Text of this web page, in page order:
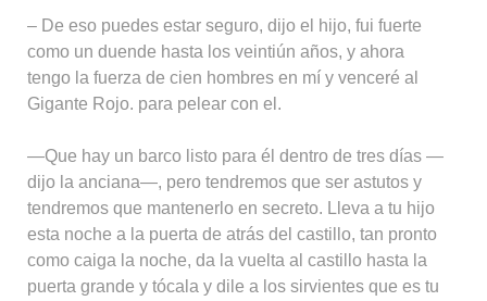
– De eso puedes estar seguro, dijo el hijo, fui fuerte
como un duende hasta los veintiún años, y ahora
tengo la fuerza de cien hombres en mí y venceré al
Gigante Rojo. para pelear con el.
—Que hay un barco listo para él dentro de tres días —
dijo la anciana—, pero tendremos que ser astutos y
tendremos que mantenerlo en secreto. Lleva a tu hijo
esta noche a la puerta de atrás del castillo, tan pronto
como caiga la noche, da la vuelta al castillo hasta la
puerta grande y tócala y dile a los sirvientes que es tu